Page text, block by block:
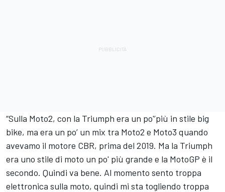
“Sulla Moto2, con la Triumph era un po'’più in stile big
bike, ma era un po’ un mix tra Moto2 e Moto3 quando
avevamo il motore CBR, prima del 2019. Ma la Triumph
era uno stile di moto un po' più grande e la MotoGP è il
secondo. Quindi va bene. Al momento sento troppa
elettronica sulla moto, quindi mi sta togliendo troppa